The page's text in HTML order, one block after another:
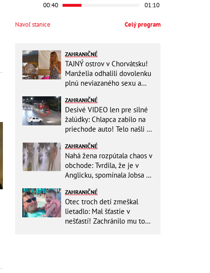
00:40 01:10
Navoľ stanice Celý program
ZAHRANIČNÉ
TAJNÝ ostrov v Chorvátsku!
Manželia odhalili dovolenku
plnú neviazaného sexu a
ZAHRANIČNÉ
Desivé VIDEO len pre silné
žalúdky: Chlapca zabilo na
priechode auto! Telo našli o
ZAHRANIČNÉ
Nahá žena rozpútala chaos v
obchode: Tvrdila, že je v
Anglicku, spomínala Jobsa aj
ZAHRANIČNÉ
Otec troch detí zmeškal
lietadlo: Mal šťastie v
nešťastí! Zachránilo mu to